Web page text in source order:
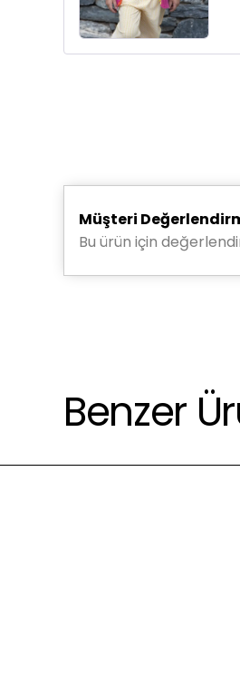
Müşteri
Bu ürün için
Benzer